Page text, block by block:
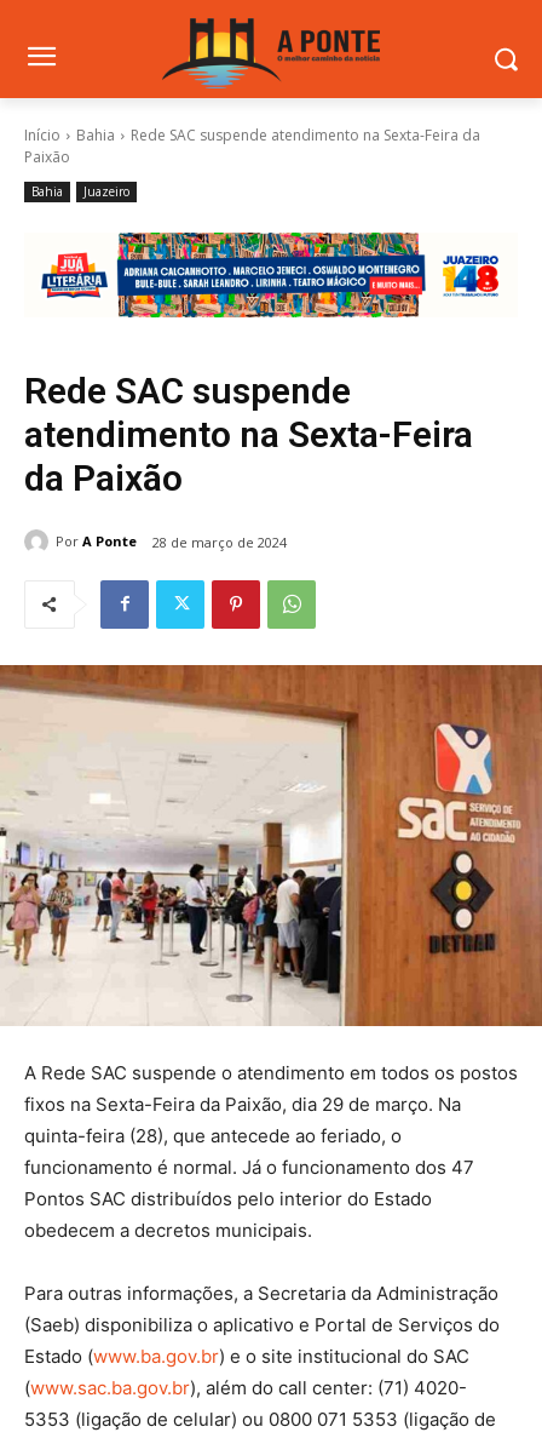
Início Bahia
Rede SAC suspende atendimento na Sexta-Feira da
Paixão
Bahia Juazeiro
Rede SAC suspende
atendimento na Sexta-Feira
da Paixão
Por A Ponte 28 de março de 2024
A Rede SAC suspende o atendimento em todos os postos
fixos na Sexta-Feira da Paixão, dia 29 de março. Na
quinta-feira (28), que antecede ao feriado, o
funcionamento é normal. Já o funcionamento dos 47
Pontos SAC distribuídos pelo interior do Estado
obedecem a decretos municipais.
Para outras informações, a Secretaria da Administração
(Saeb) disponibiliza o aplicativo e Portal de Serviços do
Estado (www.ba.gov.br) e o site institucional do SAC
(www.sac.ba.gov.br), além do call center: (71) 4020-
5353 (ligação de celular) ou 0800 071 5353 (ligação de